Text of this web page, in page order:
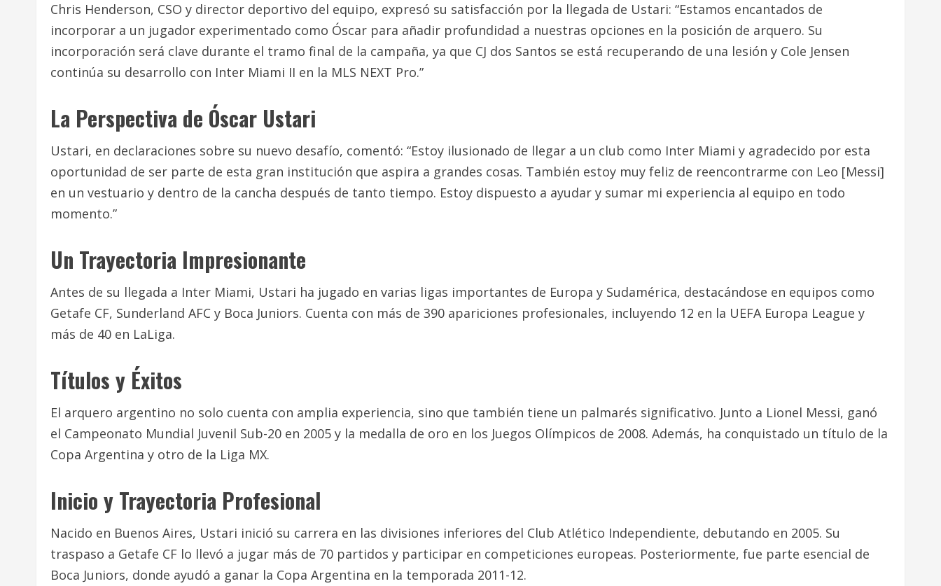
Chris Henderson, CSO y director deportivo del equipo, expresó su satisfacción por la llegada de Ustari: “Estamos encantados de
incorporar a un jugador experimentado como Óscar para añadir profundidad a nuestras opciones en la posición de arquero. Su
incorporación será clave durante el tramo final de la campaña, ya que CJ dos Santos se está recuperando de una lesión y Cole Jensen
continúa su desarrollo con Inter Miami II en la MLS NEXT Pro.”
La Perspectiva de Óscar Ustari
Ustari, en declaraciones sobre su nuevo desafío, comentó: “Estoy ilusionado de llegar a un club como Inter Miami y agradecido por esta
oportunidad de ser parte de esta gran institución que aspira a grandes cosas. También estoy muy feliz de reencontrarme con Leo [Messi]
en un vestuario y dentro de la cancha después de tanto tiempo. Estoy dispuesto a ayudar y sumar mi experiencia al equipo en todo
momento.”
Un Trayectoria Impresionante
Antes de su llegada a Inter Miami, Ustari ha jugado en varias ligas importantes de Europa y Sudamérica, destacándose en equipos como
Getafe CF, Sunderland AFC y Boca Juniors. Cuenta con más de 390 apariciones profesionales, incluyendo 12 en la UEFA Europa League y
más de 40 en LaLiga.
Títulos y Éxitos
El arquero argentino no solo cuenta con amplia experiencia, sino que también tiene un palmarés significativo. Junto a Lionel Messi, ganó
el Campeonato Mundial Juvenil Sub-20 en 2005 y la medalla de oro en los Juegos Olímpicos de 2008. Además, ha conquistado un título de la
Copa Argentina y otro de la Liga MX.
Inicio y Trayectoria Profesional
Nacido en Buenos Aires, Ustari inició su carrera en las divisiones inferiores del Club Atlético Independiente, debutando en 2005. Su
traspaso a Getafe CF lo llevó a jugar más de 70 partidos y participar en competiciones europeas. Posteriormente, fue parte esencial de
Boca Juniors, donde ayudó a ganar la Copa Argentina en la temporada 2011-12.